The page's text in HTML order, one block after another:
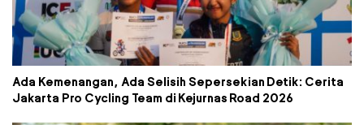
Ada Kemenangan, Ada Selisih Sepersekian Detik: Cerita
Jakarta Pro Cycling Team di Kejurnas Road 2026